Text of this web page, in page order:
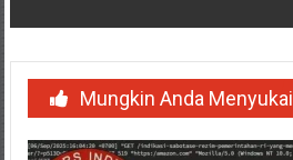
Mungkin Anda Menyukai